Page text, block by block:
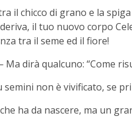
il chicco di grano e la
il tuo nuovo corpo
tra il seme ed il fiore!
Ma dirà qualcuno: “Come
semini non è vivificato, se
ha da nascere, ma un